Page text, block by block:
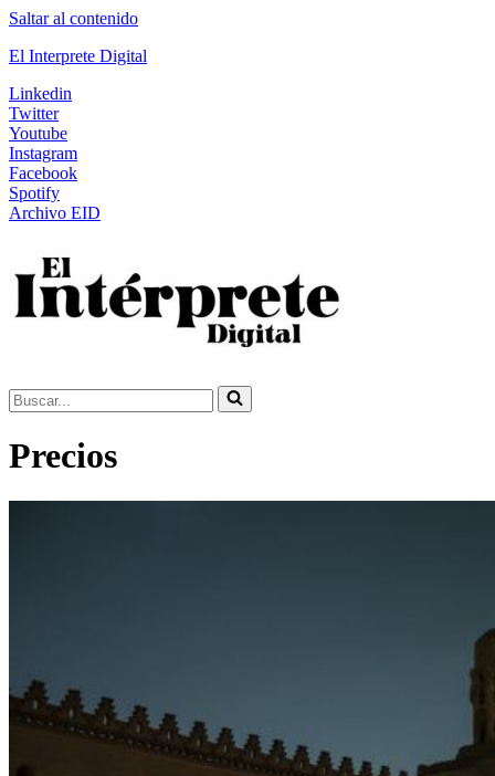
Saltar al contenido
El Interprete Digital
Linkedin
Twitter
Youtube
Instagram
Facebook
Spotify
Archivo EID
Buscar...
Precios